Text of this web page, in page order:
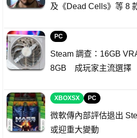
及《Dead Cells》等 8
PC
Steam 調查：16GB
8GB 成玩家主流選擇
XBOXSX PC
微軟傳內部評估退出
或迎重大變動